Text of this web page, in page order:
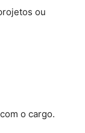
ou
o cargo.